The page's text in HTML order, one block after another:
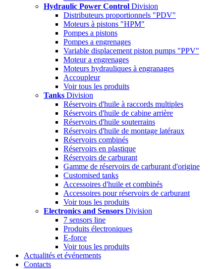
Hydraulic Power Control Division
Distributeurs proportionnels "PDV"
Moteurs à pistons "HPM"
Pompes a pistons
Pompes a engrenages
Variable displacement piston pumps "PPV"
Moteur a engrenages
Moteurs hydrauliques à engranages
Accoupleur
Voir tous les produits
Tanks Division
Réservoirs d'huile à raccords multiples
Réservoirs d'huile de cabine arrière
Réservoirs d'huile souterrains
Réservoirs d'huile de montage latéraux
Réservoirs combinés
Réservoirs en plastique
Réservoirs de carburant
Gamme de réservoirs de carburant d'origine
Customised tanks
Accessoires d'huile et combinés
Accessoires pour réservoirs de carburant
Voir tous les produits
Electronics and Sensors Division
7 sensors line
Produits électroniques
E-force
Voir tous les produits
Actualités et événements
Contacts